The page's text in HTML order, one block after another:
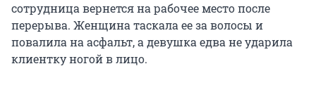
сотрудница вернется на рабочее место после
перерыва. Женщина таскала ее за волосы и
повалила на асфальт, а девушка едва не ударила
клиентку ногой в лицо.